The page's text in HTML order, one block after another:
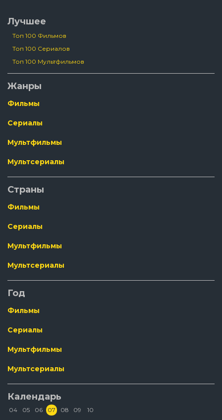
Лучшее
Топ 100 Фильмов
Топ 100 Сериалов
Топ 100 Мультфильмов
Жанры
Фильмы
Сериалы
Мультфильмы
Мультсериалы
Страны
Фильмы
Сериалы
Мультфильмы
Мультсериалы
Год
Фильмы
Сериалы
Мультфильмы
Мультсериалы
Календарь
04 05 06 07 08 09 10